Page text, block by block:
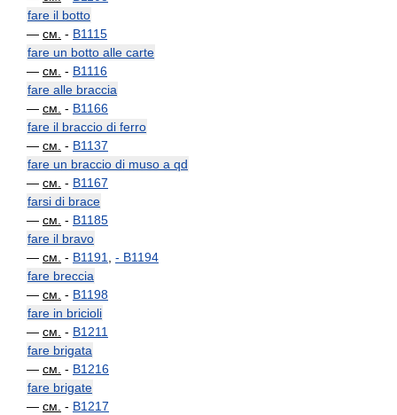
fare il botto
— см. - B1115
fare un botto alle carte
— см. - B1116
fare alle braccia
— см. - B1166
fare il braccio di ferro
— см. - B1137
fare un braccio di muso a qd
— см. - B1167
farsi di brace
— см. - B1185
fare il bravo
— см. - B1191 - B1194
fare breccia
— см. - B1198
fare in bricioli
— см. - B1211
fare brigata
— см. - B1216
fare brigate
— см. - B1217